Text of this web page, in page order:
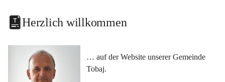
Herzlich willkommen
… auf der Website unserer Gemeinde
Tobaj.